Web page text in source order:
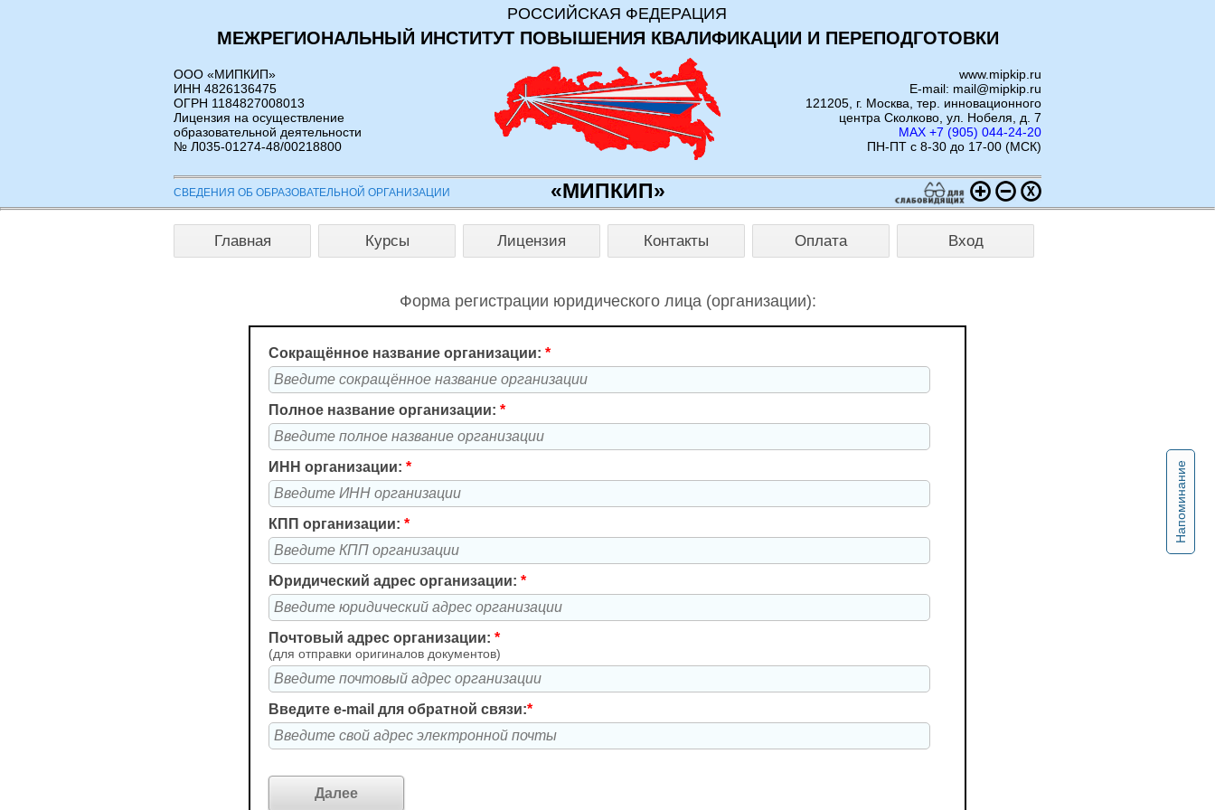
РОССИЙСКАЯ ФЕДЕРАЦИЯ
МЕЖРЕГИОНАЛЬНЫЙ ИНСТИТУТ ПОВЫШЕНИЯ КВАЛИФИКАЦИИ И ПЕРЕПОДГОТОВКИ
ООО «МИПКИП»
ИНН 4826136475
ОГРН 1184827008013
Лицензия на осуществление
образовательной деятельности
№ Л035-01274-48/00218800
www.mipkip.ru
E-mail: mail@mipkip.ru
121205, г. Москва, тер. инновационного
центра Сколково, ул. Нобеля, д. 7
MAX +7 (905) 044-24-20
ПН-ПТ с 8-30 до 17-00 (МСК)
СВЕДЕНИЯ ОБ ОБРАЗОВАТЕЛЬНОЙ ОРГАНИЗАЦИИ «МИПКИП»
Главная Курсы Лицензия Контакты Оплата Вход
Напоминание
Форма регистрации юридического лица (организации):
Сокращённое название организации: *
Полное название организации: *
ИНН организации: *
КПП организации: *
Юридический адрес организации: *
Почтовый адрес организации: *
(для отправки оригиналов документов)
Введите e-mail для обратной связи:*